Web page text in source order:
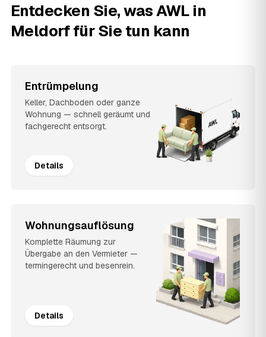
Entdecken Sie, was AWL in
Meldorf für Sie tun kann
Entrümpelung
Keller, Dachboden oder ganze
Wohnung — schnell geräumt und
fachgerecht entsorgt.
Details
Wohnungsauflösung
Komplette Räumung zur
Übergabe an den Vermieter —
termingerecht und besenrein.
Details